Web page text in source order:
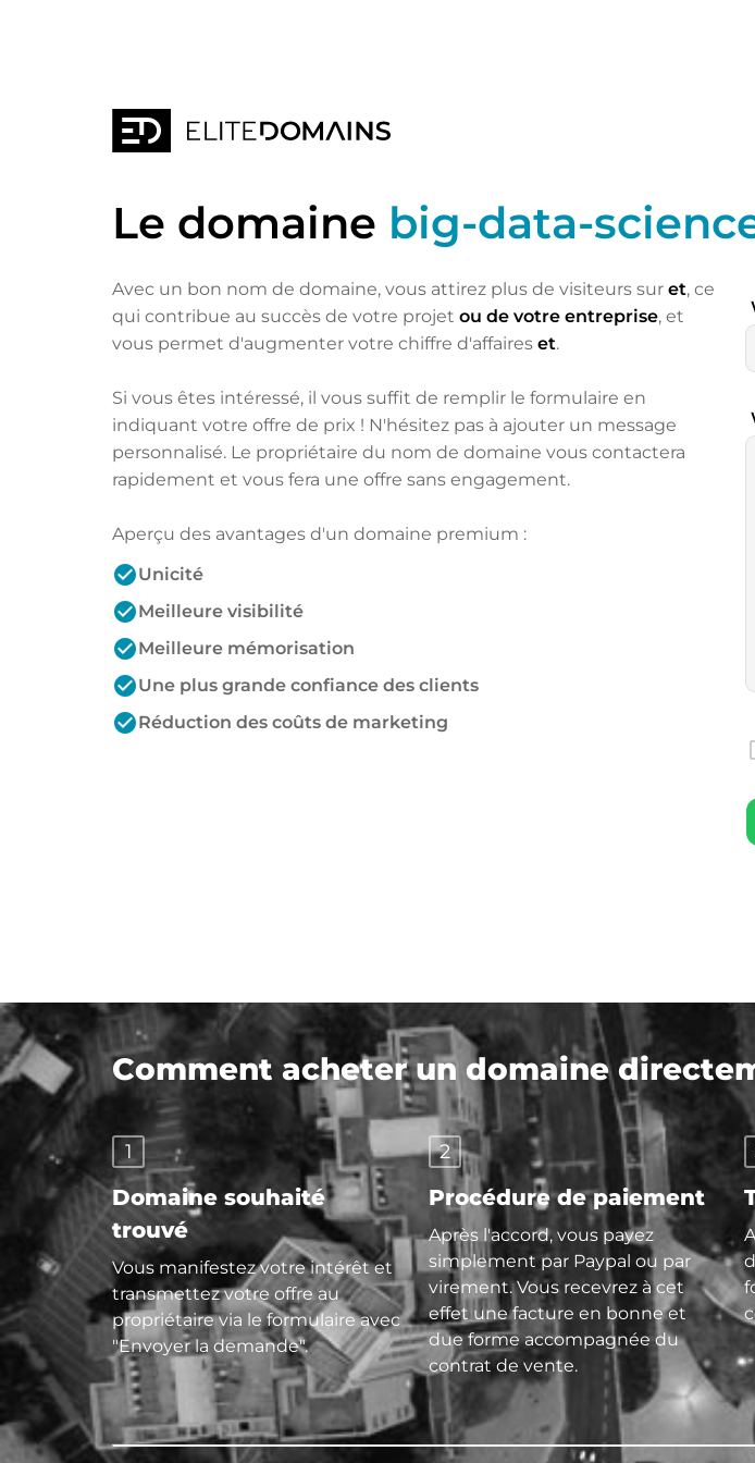
Le domaine big-data-
Avec un bon nom de domaine, vous attirez plus de visiteurs sur et, ce
qui contribue au succès de votre projet ou de votre entreprise, et
vous permet d'augmenter votre chiffre d'affaires et.
Si vous êtes intéressé, il vous suffit de remplir le formulaire en
indiquant votre offre de prix ! N'hésitez pas à ajouter un message
personnalisé. Le propriétaire du nom de domaine vous contactera
rapidement et vous fera une offre sans engagement.
Aperçu des avantages d'un domaine premium :
check_circleUnicité
check_circleMeilleure visibilité
check_circleMeilleure mémorisation
check_circleUne plus grande confiance des clients
check_circleRéduction des coûts de marketing
Comment acheter un domaine
1
Domaine souhaité
trouvé
Vous manifestez votre intérêt et
transmettez votre offre au
propriétaire via le formulaire avec
"Envoyer la demande".
2
Procédure de paiement
Après l'accord, vous payez
simplement par Paypal ou par
virement. Vous recevrez à cet
effet une facture en bonne et
due forme accompagnée du
contrat de vente.